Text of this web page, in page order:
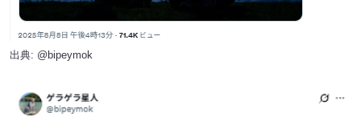
出典: @bipeymok